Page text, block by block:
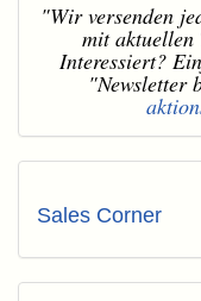
"Wir versenden
mit aktuellen
Interessiert?
"Newsletter
Sales Corner